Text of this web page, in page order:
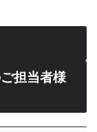
担当者様